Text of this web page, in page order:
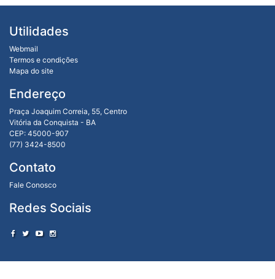
Utilidades
Webmail
Termos e condições
Mapa do site
Endereço
Praça Joaquim Correia, 55, Centro
Vitória da Conquista - BA
CEP: 45000-907
(77) 3424-8500
Contato
Fale Conosco
Redes Sociais